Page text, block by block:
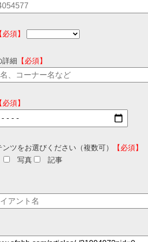
必須】
詳細 【必須】
必須】
ツをお選びください（複数可）
【必須】
写真 記事